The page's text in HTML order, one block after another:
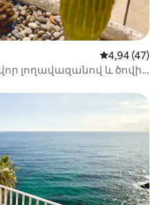
Միջին
4,94 (47)
լողավազանով և ծովի